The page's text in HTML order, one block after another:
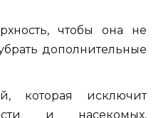
чтобы она не
дополнительные
которая исключит
и насекомых,